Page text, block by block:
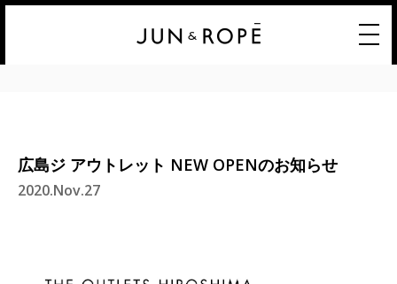
広島ジ アウトレット NEW OPENのお知らせ
2020.Nov.27